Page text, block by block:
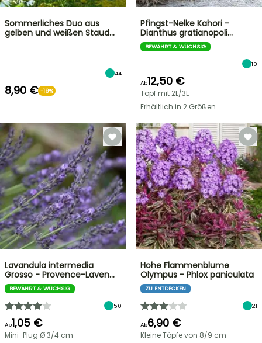
Sommerliches Duo aus
gelben und weißen Staud…
44
8,90 € -18%
Pfingst-Nelke Kahori -
Dianthus gratianopoli…
BEWÄHRT & WÜCHSIG
10
Ab12,50 €
Topf mit 2L/3L
Erhältlich in 2 Größen
Lavandula intermedia
Grosso - Provence-Laven…
BEWÄHRT & WÜCHSIG
50
Ab1,05 €
Mini-Plug Ø 3/4 cm
Hohe Flammenblume
Olympus - Phlox paniculata
ZU ENTDECKEN
21
Ab6,90 €
Kleine Töpfe von 8/9 cm